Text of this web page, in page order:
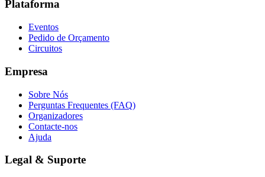
Plataforma
Eventos
Pedido de Orçamento
Circuitos
Empresa
Sobre Nós
Perguntas Frequentes (FAQ)
Organizadores
Contacte-nos
Ajuda
Legal & Suporte